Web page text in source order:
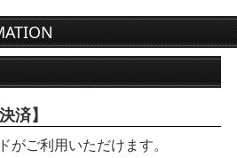
済】
がご利用いただけます。